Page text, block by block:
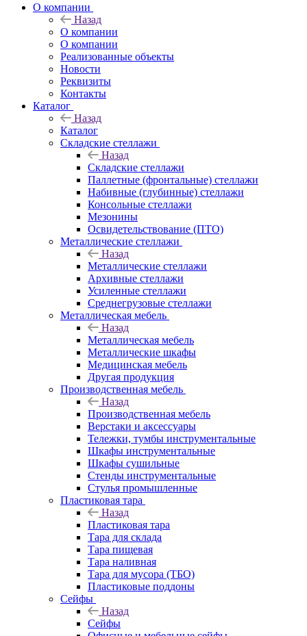
О компании
Назад
О компании
О компании
Реализованные объекты
Новости
Реквизиты
Контакты
Каталог
Назад
Каталог
Складские стеллажи
Назад
Складские стеллажи
Паллетные (фронтальные) стеллажи
Набивные (глубинные) стеллажи
Консольные стеллажи
Мезонины
Освидетельствование (ПТО)
Металлические стеллажи
Назад
Металлические стеллажи
Архивные стеллажи
Усиленные стеллажи
Среднегрузовые стеллажи
Металлическая мебель
Назад
Металлическая мебель
Металлические шкафы
Медицинская мебель
Другая продукция
Производственная мебель
Назад
Производственная мебель
Верстаки и аксессуары
Тележки, тумбы инструментальные
Шкафы инструментальные
Шкафы сушильные
Стенды инструментальные
Cтулья промышленные
Пластиковая тара
Назад
Пластиковая тара
Тара для склада
Тара пищевая
Тара наливная
Тара для мусора (ТБО)
Пластиковые поддоны
Сейфы
Назад
Сейфы